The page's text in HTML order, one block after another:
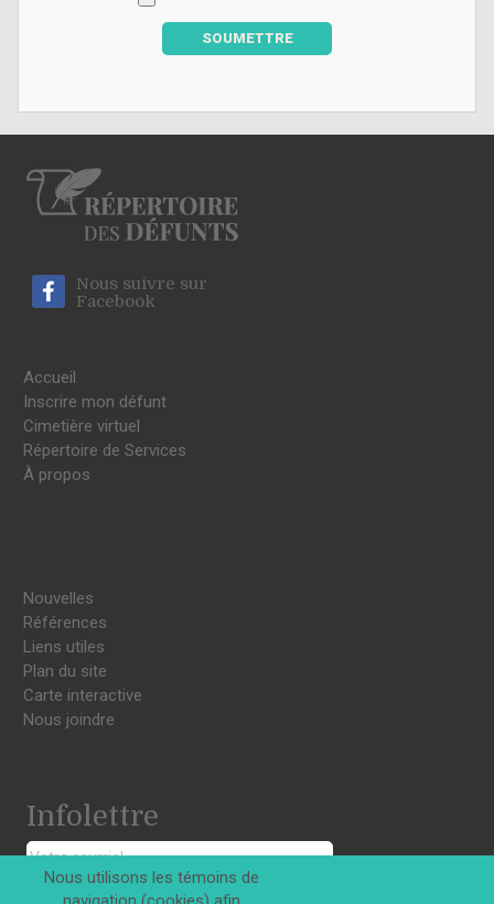
SOUMETTRE
Nous suivre sur
Facebook
Accueil
Inscrire mon défunt
Cimetière virtuel
Répertoire de Services
À propos
Nouvelles
Références
Liens utiles
Plan du site
Carte interactive
Nous joindre
Infolettre
S'INSCRIRE
Nous utilisons les témoins de